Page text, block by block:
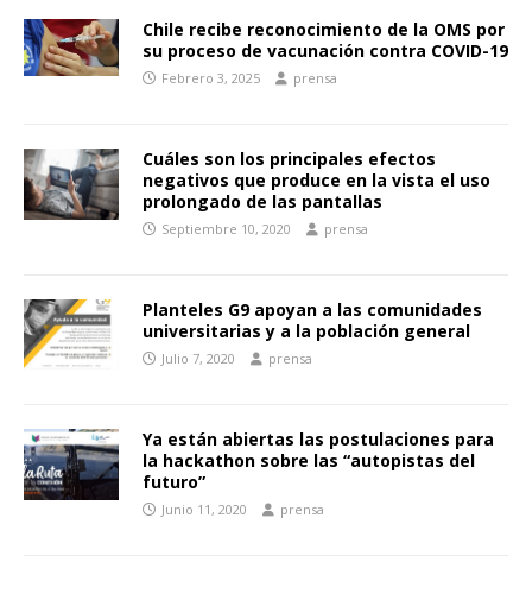
Chile recibe reconocimiento de la OMS por
su proceso de vacunación contra COVID-19
Febrero 3, 2025 prensa
Cuáles son los principales efectos
negativos que produce en la vista el uso
prolongado de las pantallas
Septiembre 10, 2020 prensa
Planteles G9 apoyan a las comunidades
universitarias y a la población general
Julio 7, 2020 prensa
Ya están abiertas las postulaciones para
la hackathon sobre las “autopistas del
futuro”
Junio 11, 2020 prensa